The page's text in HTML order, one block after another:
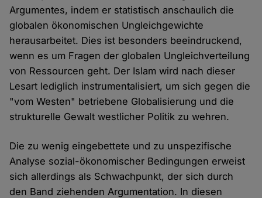
Argumentes, indem er statistisch anschaulich die
globalen ökonomischen Ungleichgewichte
herausarbeitet. Dies ist besonders beeindruckend,
wenn es um Fragen der globalen Ungleichverteilung
von Ressourcen geht. Der Islam wird nach dieser
Lesart lediglich instrumentalisiert, um sich gegen die
"vom Westen" betriebene Globalisierung und die
strukturelle Gewalt westlicher Politik zu wehren.
Die zu wenig eingebettete und zu unspezifische
Analyse sozial-ökonomischer Bedingungen erweist
sich allerdings als Schwachpunkt, der sich durch
den Band ziehenden Argumentation. In diesen